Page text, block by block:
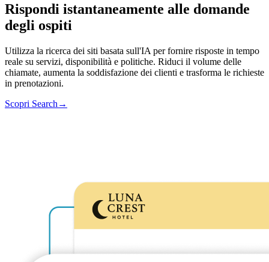
Rispondi istantaneamente alle domande
degli ospiti
Utilizza la ricerca dei siti basata sull'IA per fornire risposte in tempo
reale su servizi, disponibilità e politiche. Riduci il volume delle
chiamate, aumenta la soddisfazione dei clienti e trasforma le richieste
in prenotazioni.
Scopri Search →